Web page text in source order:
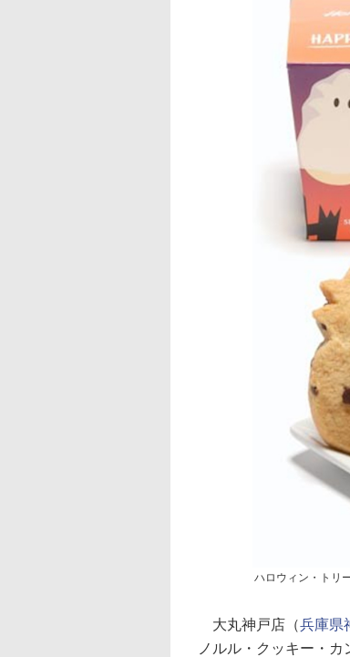
ハロウィン・トリ
大丸神戸店（兵庫県
ノルル・クッキー・